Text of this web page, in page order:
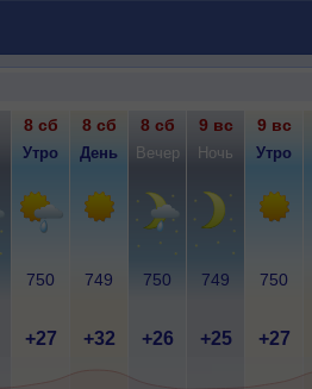
8 сб 8 сб 8 сб 9 вс 9 вс
Утро День Вечер Ночь Утро
750 749 750 749 750
+27 +32 +26 +25 +27